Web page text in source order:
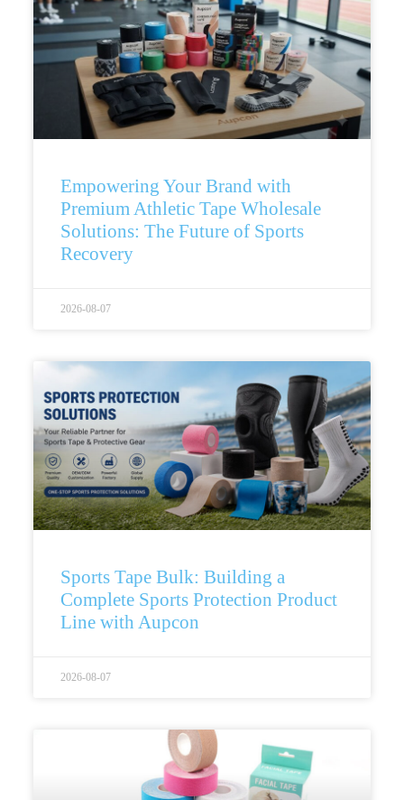
Empowering Your Brand with
Premium Athletic Tape Wholesale
Solutions: The Future of Sports
Recovery
2026-08-07
Sports Tape Bulk: Building a
Complete Sports Protection Product
Line with Aupcon
2026-08-07